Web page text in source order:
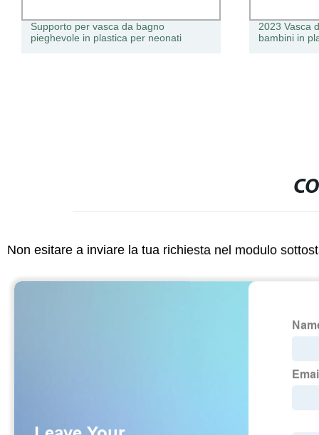
Supporto per vasca da bagno
pieghevole in plastica per neonati
2023 Vasca
bambini in
Non esitare a inviare la tua richiesta nel modulo